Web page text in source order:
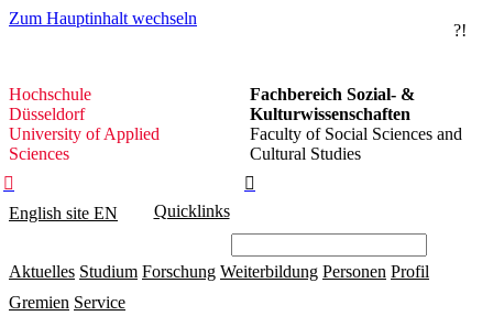
Zum Hauptinhalt wechseln
?!
Hochschule
Düsseldorf
Hochschule
Düsseldorf
University of Applied
Sciences
Fachbereich Sozial- &
Kulturwissenschaften
Faculty of Social Sciences and
Cultural Studies


English site EN Quicklinks
Aktuelles Studium Forschung Weiterbildung Personen Profil
Gremien Service